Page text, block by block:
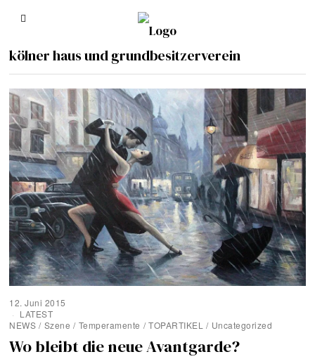
kölner haus und grundbesitzerverein
12. Juni 2015
LATEST
NEWS / Szene / Temperamente / TOPARTIKEL / Uncategorized
Wo bleibt die neue Avantgarde?